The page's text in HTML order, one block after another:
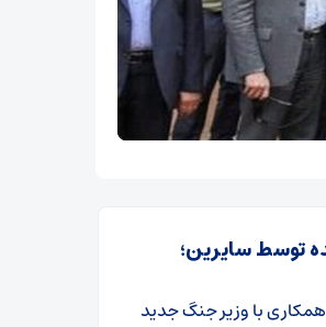
توسط سایرین؛
با وزیر جنگ جدید